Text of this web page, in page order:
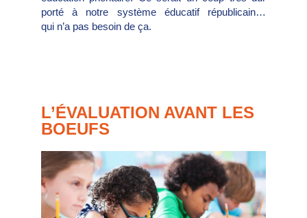
porté à notre système éducatif républicain…
qui n’a pas besoin de ça.
L’ÉVALUATION AVANT LES
BOEUFS